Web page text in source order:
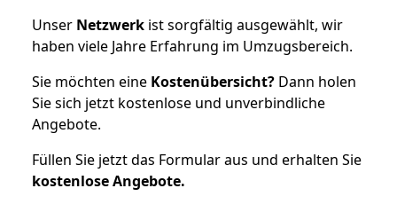
Unser Netzwerk ist sorgfältig ausgewählt, wir
haben viele Jahre Erfahrung im Umzugsbereich.
Sie möchten eine Kostenübersicht? Dann holen
Sie sich jetzt kostenlose und unverbindliche
Angebote.
Füllen Sie jetzt das Formular aus und erhalten Sie
kostenloseAngebote.